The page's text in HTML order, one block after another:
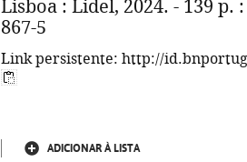
Lisboa : Lidel, 2024. - 139 p.
867-5
Link persistente: http://
ADICIONAR À LISTA